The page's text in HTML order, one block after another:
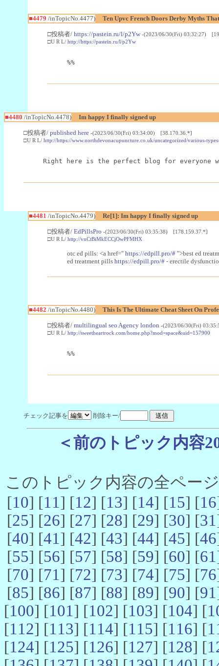
■4479 /inTopicNo.4477) Ten Upvc French Doors Derby Myths
□投稿者/ https://pastein.ru/l/p2Yw -(2023/06/30(Fri) 03:32:27)
□U R L/ http://https://pastein.ru/l/p2Yw
%%
■4480 /inTopicNo.4478) Im happy I finally signed up
□投稿者/ published here -(2023/06/30(Fri) 03:34:00) [38.170.36.*]
□U R L/ http://https://www.northdevonacupuncture.co.uk/uncategorized/various-
Right here is the perfect blog for everyone
■4481 /inTopicNo.4479) Re[1]: Im happy I finally signed up
□投稿者/ EdPillsPro -(2023/06/30(Fri) 03:35:38) [178.159.37.*]
□U R L/ http://vnCtBiMkECCjOwPFMHX
otc ed pills: <a href=" https://edpill.pro/#">best ed
ed treatment pills https://edpill.pro/#- erectile
■4482 /inTopicNo.4480) This Is The Ultimate Cheat Sheet On
□投稿者/ multilingual seo Agency london -(2023/06/30(Fri)
□U R L/ http://sweetheartrock.com/home.php?mod=space&uid=157900
%%
チェック記事を 削除キー/
＜前のトピック内容
このトピック内容の全ペー
[10] [11] [12] [13] [14] [15] [16
[25] [26] [27] [28] [29] [30] [31
[40] [41] [42] [43] [44] [45] [46
[55] [56] [57] [58] [59] [60] [61
[70] [71] [72] [73] [74] [75] [76
[85] [86] [87] [88] [89] [90] [91
[100] [101] [102] [103] [104] [
[112] [113] [114] [115] [116] [
[124] [125] [126] [127] [128] [